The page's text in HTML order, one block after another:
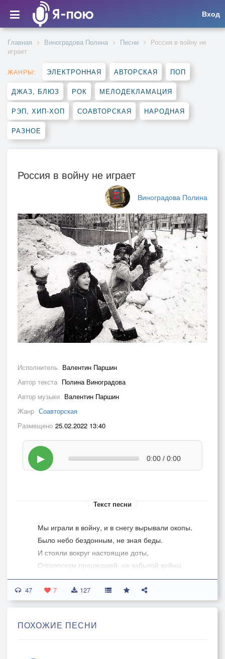
Вход
Главная Виноградова Полина Песни
Россия в войну не
играет
ЖАНРЫ: ЭЛЕКТРОННАЯ АВТОРСКАЯ ПОП
ДЖАЗ, БЛЮЗ РОК МЕЛОДЕКЛАМАЦИЯ
РЭП, ХИП-ХОП СОАВТОРСКАЯ НАРОДНАЯ
РАЗНОЕ
Россия в войну не играет
Виноградова Полина
Исполнитель Валентин Паршин
Автор текста Полина Виноградова
Автор музыки Валентин Паршин
Жанр Соавторская
Размещено 25.02.2022 13:40
▶ 0:00 / 0:00
Текст песни
Мы играли в войну, и в снегу вырывали окопы.
Было небо бездонным, не зная беды.
И стояли вокруг настоящие доты,
Отголоском прошедшей, не забытой войны.
Мы стреляли снежками, держа оборону,
Было в детстве легко не бояться врагов.
Тяжелеющих снегом, больших облаков.
47 7 127
ПОХОЖИЕ ПЕСНИ